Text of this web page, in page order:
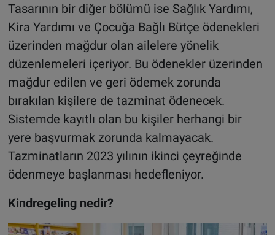
Tasarının bir diğer bölümü ise Sağlık Yardımı,
Kira Yardımı ve Çocuğa Bağlı Bütçe ödenekleri
üzerinden mağdur olan ailelere yönelik
düzenlemeleri içeriyor. Bu ödenekler üzerinden
mağdur edilen ve geri ödemek zorunda
bırakılan kişilere de tazminat ödenecek.
Sistemde kayıtlı olan bu kişiler herhangi bir
yere başvurmak zorunda kalmayacak.
Tazminatların 2023 yılının ikinci çeyreğinde
ödenmeye başlanması hedefleniyor.
Kindregeling nedir?